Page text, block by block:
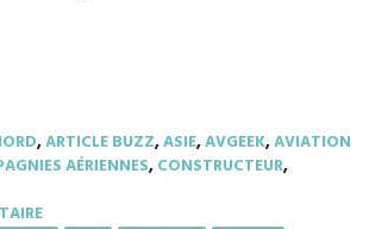
,ARTICLE BUZZ,ASIE,AVGEEK,AVIATION
AÉRIENNES,CONSTRUCTEUR,